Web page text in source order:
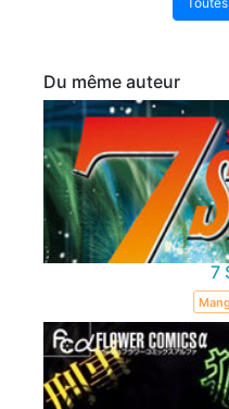
Du même auteur
7